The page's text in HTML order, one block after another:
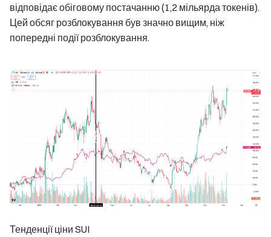
відповідає обіговому постачанню (1,2 мільярда токенів).
Цей обсяг розблокування був значно вищим, ніж
попередні події розблокування.
Тенденції ціни SUI